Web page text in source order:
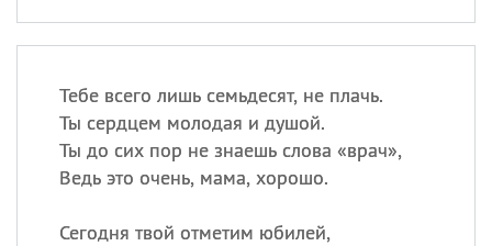
Тебе всего лишь семьдесят, не плачь.
Ты сердцем молодая и душой.
Ты до сих пор не знаешь слова «врач»,
Ведь это очень, мама, хорошо.
Сегодня твой отметим юбилей,